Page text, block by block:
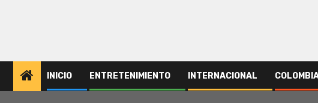
INICIO ENTRETENIMIENTO INTERNACIONAL